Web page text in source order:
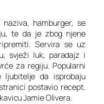
hamburger, se
te da je zbog njene
Servira se uz
svježi luk, paradajz i
za regiju. Popularni
ljubitelje da isprobaju
postavio recept.
Jamie Olivera.